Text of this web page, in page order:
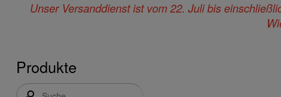
Unser Versanddienst ist vom 22. Juli bis
Produkte